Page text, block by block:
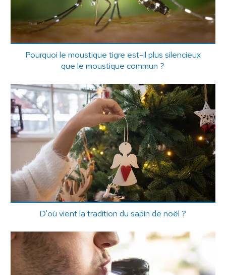
Pourquoi le moustique tigre est-il plus silencieux
que le moustique commun ?
D'où vient la tradition du sapin de noël ?